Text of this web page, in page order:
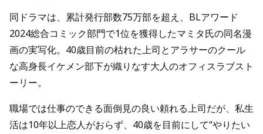
同ドラマは、累計発行部数75万部を超え、BLアワード
2024総合コミック部門で1位を獲得したマミタ氏の同名漫
画の実写化。40歳目前の枯れた上司とアラサーのクール
な高身長イケメン部下が織りなす大人のオフィスラブスト
ーリー。
職場では仕事のできる面倒見の良い頼れる上司だが、私生
活は10年以上恋人がおらず、40歳を目前にして“やりたい